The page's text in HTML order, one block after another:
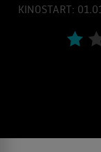
KINOSTART: